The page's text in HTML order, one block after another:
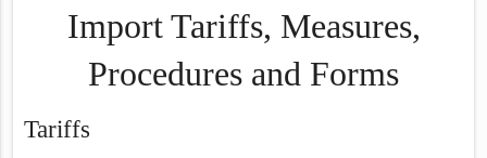
Import Tariffs, Measures,
Procedures and Forms
Tariffs